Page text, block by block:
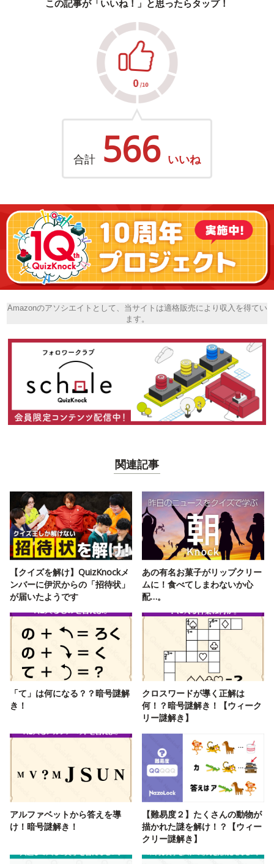
この記事が「いいね！」と思ったらタップ！
合計 566 いいね
Amazonのアソシエイトとして、当サイトは適格販売により収入を得てい
ます。
関連記事
【クイズを解け】QuizKnockメ
ンバーに伊沢からの「招待状」
が届いたようです
あの有名お菓子がリップクリー
ムに！食べてしまわないか心
配…。
「て」は何になる？？暗号謎解
き！
クロスワードが導く正解は
何！？暗号謎解き！【ウィーク
リー謎解き】
アルファベットから答えを導
け！暗号謎解き！
【難易度２】たくさんの動物が
描かれた謎を解け！？【ウィー
クリー謎解き】